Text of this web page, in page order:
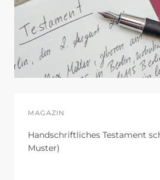
MAGAZIN
Handschriftliches Testament
Muster)